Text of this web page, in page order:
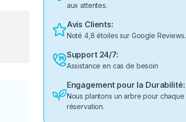
aux attentes.
Avis Clients:
Noté 4,8 étoiles sur Google Reviews.
Support 24/7:
Assistance en cas de besoin
Engagement pour la Durabilité:
Nous plantons un arbre pour chaque
réservation.